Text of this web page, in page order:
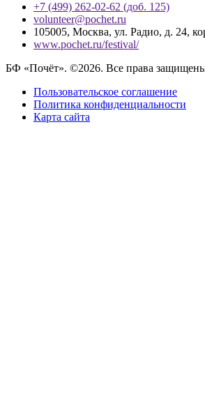
+7 (499) 262-02-62 (доб. 125)
volunteer@pochet.ru
105005, Москва, ул. Радио, д. 24,
www.pochet.ru/festival/
БФ «Почёт». ©2026. Все права
Пользовательское соглашение
Политика конфиденциальности
Карта сайта